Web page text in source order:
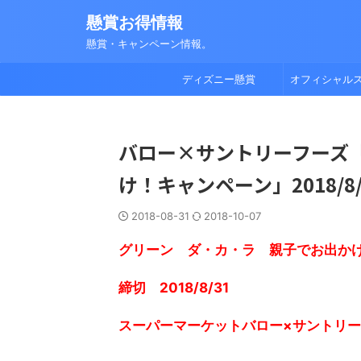
懸賞お得情報
懸賞・キャンペーン情報。
ディズニー懸賞 オフィシャル
バロー×サントリーフー
け！キャンペーン」2018/
2018-08-31 2018-10-07
グリーン ダ・カ・ラ 親子でお出か
締切 2018/8/31
スーパーマーケットバロー×サントリ